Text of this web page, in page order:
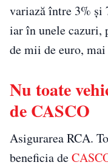
variază între 3% și
iar în unele cazuri,
de mii de euro,
Nu toate
de CASCO
Asigurarea RCA.
beneficia de